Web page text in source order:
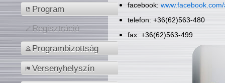
Program
Regisztráció
Programbizottság
Versenyhelyszín
facebook:
telefon: +36(62)563-480
fax: +36(62)563-499